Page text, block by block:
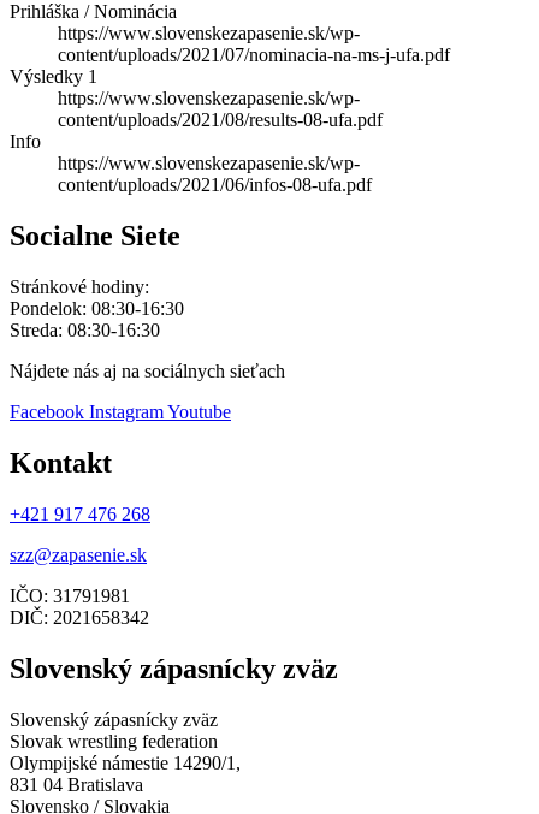
Prihláška / Nominácia
https://www.slovenskezapasenie.sk/wp-
content/uploads/2021/07/nominacia-na-ms-j-ufa.pdf
Výsledky 1
https://www.slovenskezapasenie.sk/wp-
content/uploads/2021/08/results-08-ufa.pdf
Info
https://www.slovenskezapasenie.sk/wp-
content/uploads/2021/06/infos-08-ufa.pdf
Socialne Siete
Stránkové hodiny:
Pondelok: 08:30-16:30
Streda: 08:30-16:30
Nájdete nás aj na sociálnych sieťach
Facebook InstagramYoutube
Kontakt
+421 917 476 268
szz@zapasenie.sk
IČO: 31791981
DIČ: 2021658342
Slovenský zápasnícky zväz
Slovenský zápasnícky zväz
Slovak wrestling federation
Olympijské námestie 14290/1,
831 04 Bratislava
Slovensko / Slovakia